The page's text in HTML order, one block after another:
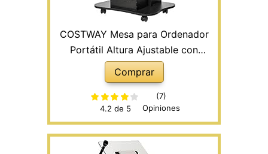
COSTWAY Mesa para Ordenador
Portátil Altura Ajustable con
Ruedas y Estante Carro para
Computadora para Oficina Hogar
Negro
Comprar
4.2 de 5
(7)
Opiniones